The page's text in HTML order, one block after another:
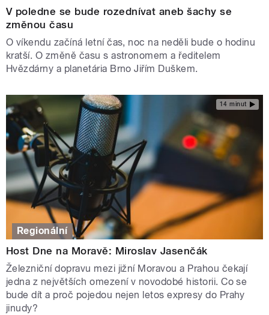
V poledne se bude rozednívat aneb šachy se
změnou času
O víkendu začíná letní čas, noc na neděli bude o hodinu
kratší. O změně času s astronomem a ředitelem
Hvězdárny a planetária Brno Jiřím Duškem.
14 minut
Regionální
Host Dne na Moravě: Miroslav Jasenčák
Železniční dopravu mezi jižní Moravou a Prahou čekají
jedna z největších omezení v novodobé historii. Co se
bude dít a proč pojedou nejen letos expresy do Prahy
jinudy?